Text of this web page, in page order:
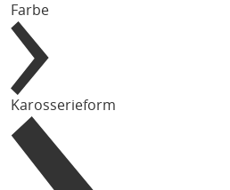
Farbe
Karosserieform